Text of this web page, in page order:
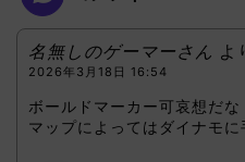
名無しのゲーマーさん よ
2026年3月18日 16:54
ボールドマーカー可哀想だな
マップによってはダイナモ